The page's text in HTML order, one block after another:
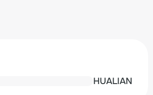
HUALIAN